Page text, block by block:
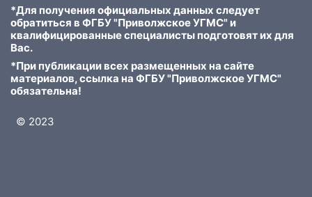
*Для получения официальных данных следует
обратиться в ФГБУ "Приволжское УГМС" и
квалифицированные специалисты подготовят их для
Вас.
*При публикации всех размещенных на сайте
материалов, ссылка на ФГБУ "Приволжское УГМС"
обязательна!
© 2023